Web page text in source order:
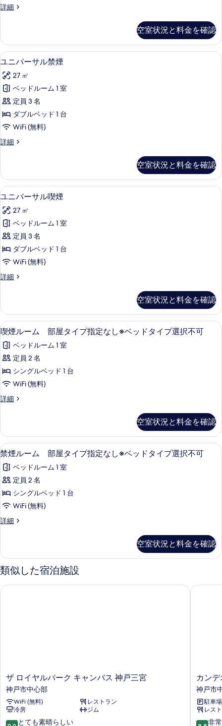
を
す
る
ン
煙
の
す
べ
て
の
写
真
を
す
る
詳細
リ
ス
ツ
イ
喫
煙
の
詳
細
空室状況と料金を確認
ユ
ニ
バ
ー
サ
ル
煙
す
べ
て
の
写
真
を
表
示
セーフティボックス (室内)、遮光カ
5
ユニバーサル禁煙
27 ㎡
ベッドルーム 1 室
定員 3 名
ダブルベッド 1 台
WiFi (無料)
詳細
ユ
サ
ル
禁
の
詳
細
空室状況と料金を確認
ユ
ニ
バ
ー
サ
ル
煙
す
べ
て
の
写
真
を
表
る
セーフティボックス (室内)、遮光カ
5
ユニバーサル喫煙
27 ㎡
ベッドルーム 1 室
定員 3 名
ダブルベッド 1 台
WiFi (無料)
詳細
ユ
サ
ル
喫
の
詳
空室状況と料金を確認
喫
煙
ル
ー
ム
屋
イ
プ
指
定
な
し
※
ベ
タ
イ
プ
べ
て
の
写
セーフティボックス (室内)、遮光カ
3
喫煙ルーム 部屋タイプ指定なし※ベッドタイプ選択不可
ベッドルーム 1 室
定員 2 名
シングルベッド 1 台
WiFi (無料)
詳細
喫
ム
部
屋
イ
プ
定
な
※
タ
イ
プ
選
空室状況と料金を確認
禁
煙
ル
ー
ム
屋
イ
プ
指
定
タ
イ
プ
選
セーフティボックス (室内)、遮光カ
3
禁煙ルーム 部屋タイプ指定なし※ベッドタイプ選択不可
ベッドルーム 1 室
定員 2 名
シングルベッド 1 台
WiFi (無料)
詳細
禁
ム
部
屋
イ
イ
プ
空室状況と料金を確認
類似した宿泊施設
ザ
ロ
イ
ヤ
ル
パ
ザ ロイヤルパーク キャンバス 神戸三宮
神戸市中心部
WiFi (無料)
レストラン
冷房
ジム
10
とても素晴らしい
ザ ロイヤルパーク キャンバス 神戸三宮
カ
ン
デ
オ
ホ
テ
カン
神戸市
駐車
レス
10
非
カンデ